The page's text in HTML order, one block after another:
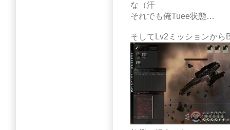
な（汗
それでも俺Tuee状態…
そしてLv2ミッションから